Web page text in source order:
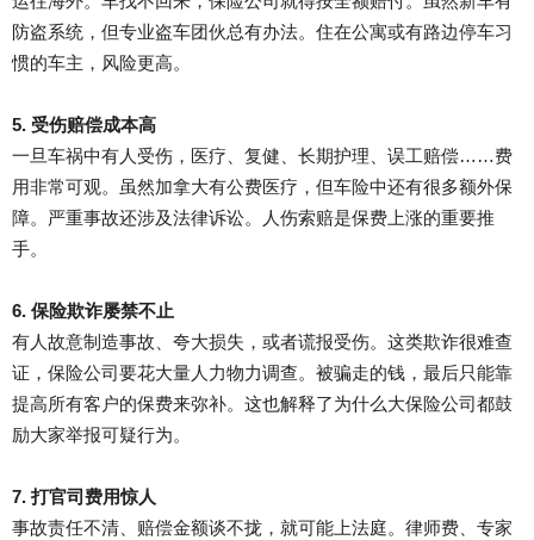
防盗系统，但专业盗车团伙总有办法。住在公寓或有路边停车习
惯的车主，风险更高。
5. 受伤赔偿成本高
一旦车祸中有人受伤，医疗、复健、长期护理、误工赔偿……费
用非常可观。虽然加拿大有公费医疗，但车险中还有很多额外保
障。严重事故还涉及法律诉讼。人伤索赔是保费上涨的重要推
手。
6. 保险欺诈屡禁不止
有人故意制造事故、夸大损失，或者谎报受伤。这类欺诈很难查
证，保险公司要花大量人力物力调查。被骗走的钱，最后只能靠
提高所有客户的保费来弥补。这也解释了为什么大保险公司都鼓
励大家举报可疑行为。
7. 打官司费用惊人
事故责任不清、赔偿金额谈不拢，就可能上法庭。律师费、专家